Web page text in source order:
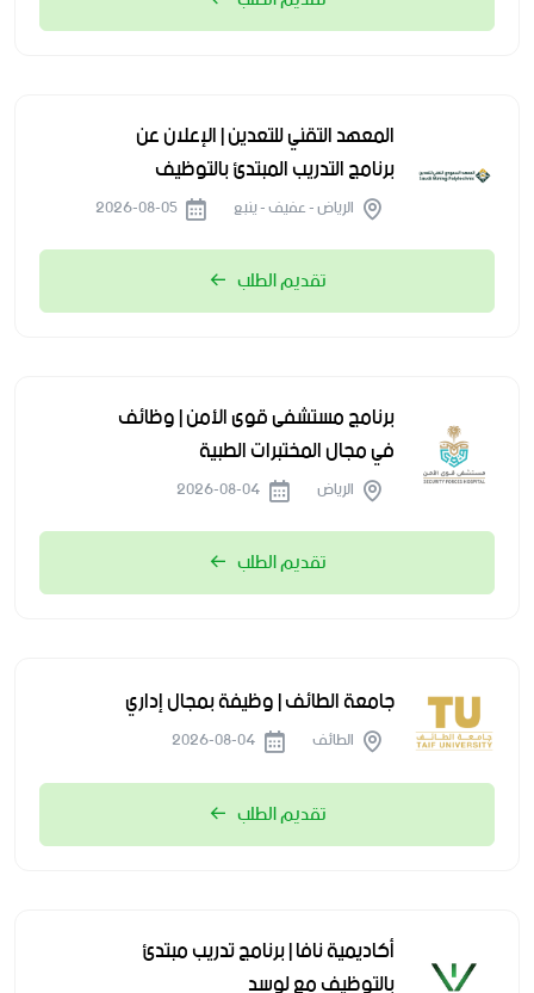
المعهد التقني للتعدين | الإعلان عن
برنامج التدريب المبتدئ بالتوظيف
الرياض - عفيف - ينبع
تقديم الطلب
برنامج مستشفى قوى الأمن | وظائف
في مجال المختبرات الطبية
الرياض
تقديم الطلب
جامعة الطائف | وظيفة بمجال إداري
الطائف
تقديم الطلب
أكاديمية نافا | برنامج تدريب مبتدئ